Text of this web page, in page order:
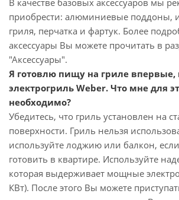
В качестве базовых аксессуаров мы
приобрести: алюминиевые поддоны,
гриля, перчатка и фартук. Более
аксессуары Вы можете прочитать в
"Аксессуары".
Я готовлю пищу на гриле впервые,
электрогриль Weber. Что мне для
необходимо?
Убедитесь, что гриль установлен на
поверхности. Гриль нельзя
используйте лоджию или балкон,
готовить в квартире. Используйте
которая выдерживает мощные
КВт). После этого Вы можете